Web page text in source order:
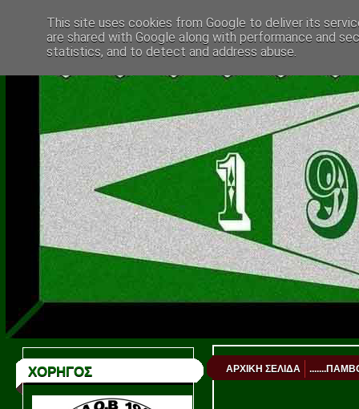
ΧΟΡΗΓΟΣ ΑΡΧΙΚΗ ΣΕΛΙΔΑ
This site uses cookies from Google to deliver its
are shared with Google along with performance and
statistics, and to detect and address abuse.